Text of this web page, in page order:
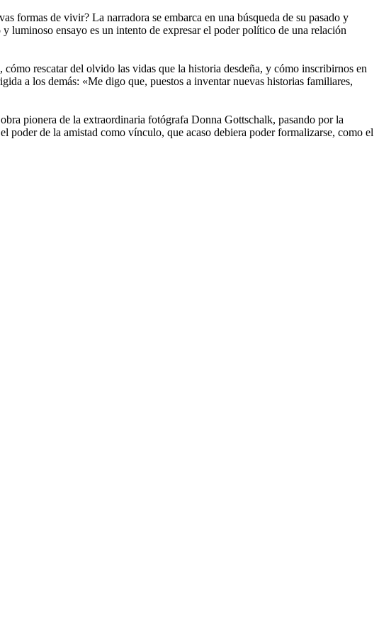
formas de vivir? La narradora se embarca en una búsqueda de su pasado y
ensayo es un intento de expresar el poder político de una relación
rescatar del olvido las vidas que la historia desdeña, y cómo inscribirnos en
a los demás: «Me digo que, puestos a inventar nuevas historias familiares,
pionera de la extraordinaria fotógrafa Donna Gottschalk, pasando por la
de la amistad como vínculo, que acaso debiera poder formalizarse, como el